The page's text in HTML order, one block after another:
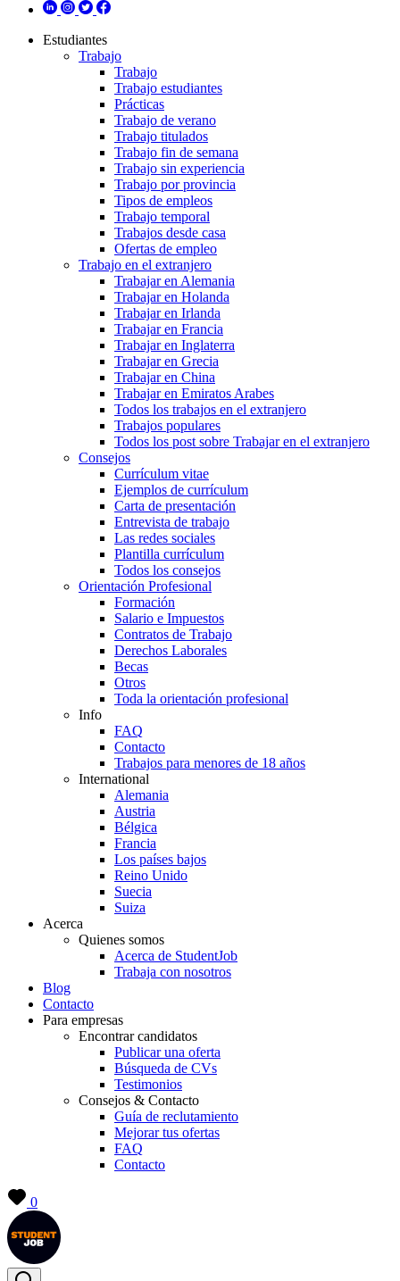
Estudiantes
Trabajo
Trabajo
Trabajo estudiantes
Prácticas
Trabajo de verano
Trabajo titulados
Trabajo fin de semana
Trabajo sin experiencia
Trabajo por provincia
Tipos de empleos
Trabajo temporal
Trabajos desde casa
Ofertas de empleo
Trabajo en el extranjero
Trabajar en Alemania
Trabajar en Holanda
Trabajar en Irlanda
Trabajar en Francia
Trabajar en Inglaterra
Trabajar en Grecia
Trabajar en China
Trabajar en Emiratos Arabes
Todos los trabajos en el extranjero
Trabajos populares
Todos los post sobre Trabajar en el extranjero
Consejos
Currículum vitae
Ejemplos de currículum
Carta de presentación
Entrevista de trabajo
Las redes sociales
Plantilla currículum
Todos los consejos
Orientación Profesional
Formación
Salario e Impuestos
Contratos de Trabajo
Derechos Laborales
Becas
Otros
Toda la orientación profesional
Info
FAQ
Contacto
Trabajos para menores de 18 años
International
Alemania
Austria
Bélgica
Francia
Los países bajos
Reino Unido
Suecia
Suiza
Acerca
Quienes somos
Acerca de StudentJob
Trabaja con nosotros
Blog
Contacto
Para empresas
Encontrar candidatos
Publicar una oferta
Búsqueda de CVs
Testimonios
Consejos & Contacto
Guía de reclutamiento
Mejorar tus ofertas
FAQ
Contacto
0